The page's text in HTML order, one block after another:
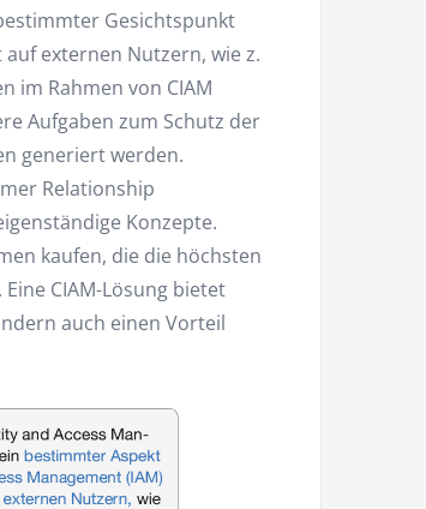
Gesichtspunkt
externen Nutzern, wie z.
im Rahmen von CIAM
Aufgaben zum Schutz der
generiert werden.
Relationship
Konzepte.
kaufen, die die höchsten
CIAM-Lösung bietet
auch einen Vorteil